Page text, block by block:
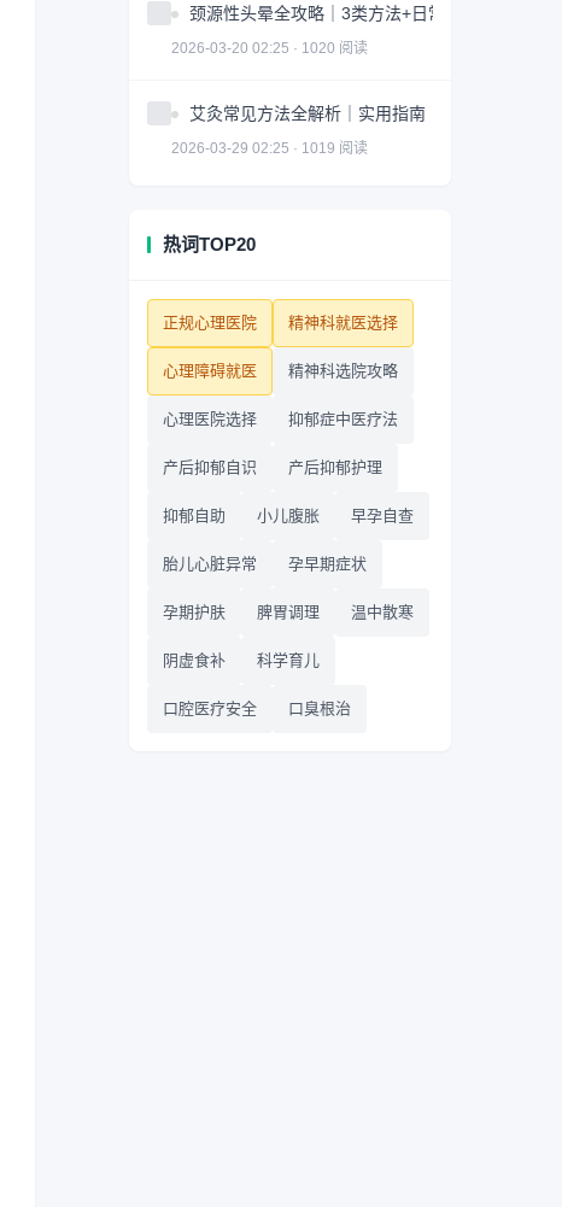
颈源性头晕全攻略｜3类方法+日常调整科学缓解
2026-03-20 02:25 · 1020 阅读
艾灸常见方法全解析｜实用指南
2026-03-29 02:25 · 1019 阅读
热词TOP20
正规心理医院 精神科就医选择
心理障碍就医 精神科选院攻略
心理医院选择 抑郁症中医疗法
产后抑郁自识 产后抑郁护理
抑郁自助 小儿腹胀 早孕自查
胎儿心脏异常 孕早期症状
孕期护肤 脾胃调理 温中散寒
阴虚食补 科学育儿
口腔医疗安全 口臭根治